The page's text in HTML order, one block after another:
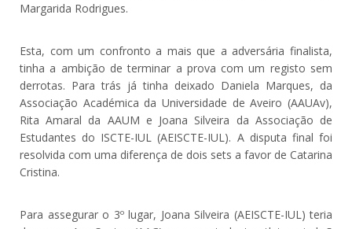
Margarida Rodrigues.
Esta, com um confronto a mais que a adversária finalista,
tinha a ambição de terminar a prova com um registo sem
derrotas. Para trás já tinha deixado Daniela Marques, da
Associação Académica da Universidade de Aveiro (AAUAv),
Rita Amaral da AAUM e Joana Silveira da Associação de
Estudantes do ISCTE-IUL (AEISCTE-IUL). A disputa final foi
resolvida com uma diferença de dois sets a favor de Catarina
Cristina.
Para assegurar o 3º lugar, Joana Silveira (AEISCTE-IUL) teria